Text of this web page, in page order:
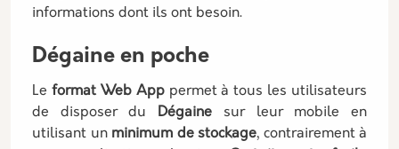
informations dont ils ont besoin.
Dégaine en poche
Le format Web Apppermet à tous les utilisateurs
de disposer du Dégaine sur leur mobile en
utilisant un minimum de stockage, contrairement à